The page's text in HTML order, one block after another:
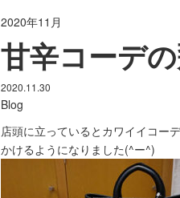
2020年11月
甘辛コーデ
2020.11.30
Blog
店頭に立っているとカワイイコー
かけるようになりました(^ー^)